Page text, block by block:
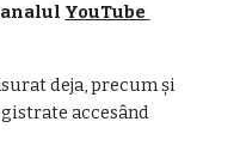
YouTube
deja, precum și
accesând